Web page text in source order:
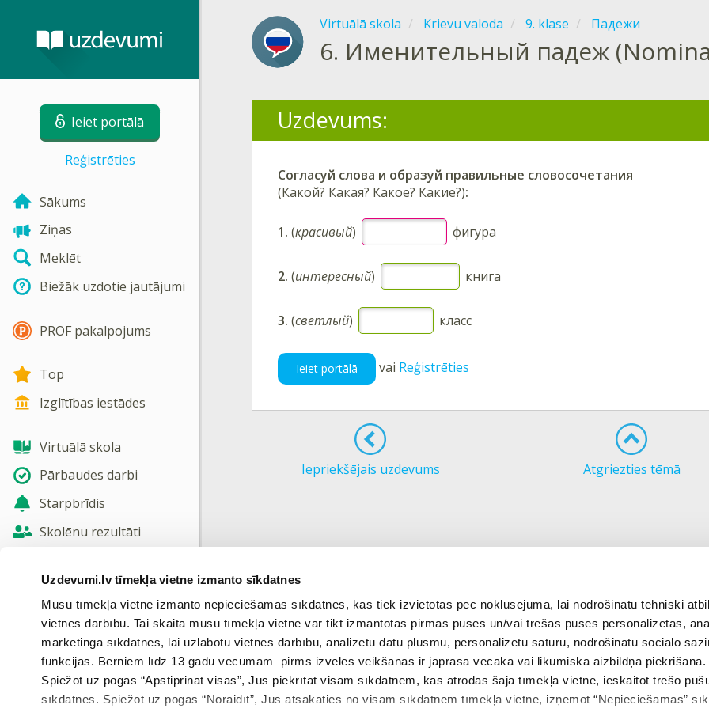
Uzdevumi.lv tīmekļa vietne izmanto sīkdatnes
Mūsu tīmekļa vietne izmanto nepieciešamās sīkdatnes, kas tiek izvietotas pēc noklusējuma, lai nodrošinātu tehniski
vietnes darbību. Tai skaitā mūsu tīmekļa vietnē var tikt izmantotas pirmās puses un/vai trešās puses personalizētās,
mārketinga sīkdatnes, lai uzlabotu vietnes darbību, analizētu datu plūsmu, personalizētu saturu, nodrošinātu sociālo
funkcijas. Bērniem līdz 13 gadu vecumam pirms izvēles veikšanas ir jāprasa vecāka vai likumiskā aizbildņa piekrišana.
Spiežot uz pogas “Apstiprināt visas”, Jūs piekrītat visām sīkdatnēm, kas atrodas šajā tīmekļa vietnē, ieskaitot trešo
sīkdatnes. Spiežot uz pogas “Noraidīt”, Jūs atsakāties no visām sīkdatnēm tīmekļa vietnē, izņemot “Nepieciešamās”
Ieiet portālā
Reģistrēties
Sākums
Ziņas
Meklēt
Biežāk uzdotie jautājumi
PROF pakalpojums
Top
Izglītības iestādes
Virtuālā skola
Pārbaudes darbi
Starpbrīdis
Skolēnu rezultāti
Nosūtīt atsauksmi
Skatīt vairāk
Virtuālā skola Krievu valoda 9. klase Падежи
6. Именительный падеж
Uzdevums:
Согласуй слова и образуй правильные словосочетания
(Какой? Какая? Какое? Какие?):
1. (красивый) фигура
2. (интересный) книга
3. (светлый) класс
Ieiet portālā vai Reģistrēties
Iepriekšējais uzdevums Atgriezties tēmā